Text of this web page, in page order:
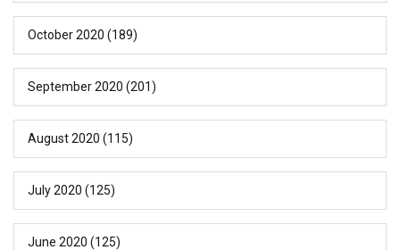
October 2020 (189)
September 2020 (201)
August 2020 (115)
July 2020 (125)
June 2020 (125)